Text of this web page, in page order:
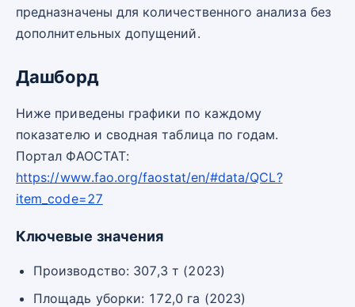
предназначены для количественного анализа без
дополнительных допущений.
Дашборд
Ниже приведены графики по каждому
показателю и сводная таблица по годам.
Портал ФАОСТАТ:
https://www.fao.org/faostat/en/#data/QCL?
item_code=27
Ключевые значения
Производство: 307,3 т (2023)
Площадь уборки: 172,0 га (2023)